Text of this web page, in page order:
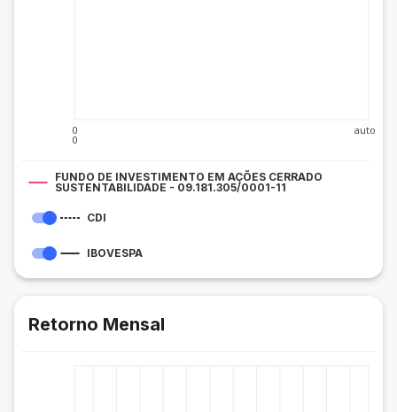
0
0
auto
FUNDO DE INVESTIMENTO EM AÇÕES CERRADO
SUSTENTABILIDADE - 09.181.305/0001-11
CDI
IBOVESPA
Retorno Mensal